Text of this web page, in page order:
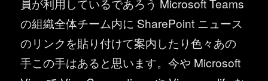
員が利用しているであろう Microsoft Teams
の組織全体チーム内に SharePoint ニュース
のリンクを貼り付けて案内したり色々あの
手この手はあると思います。今や Microsoft